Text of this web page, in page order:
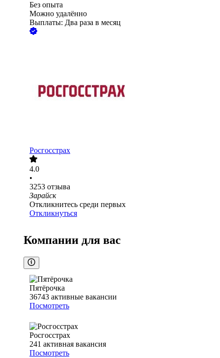
Без опыта
Можно удалённо
Выплаты: Два раза в месяц
Росгосстрах
4.0
•
3253 отзыва
Зарайск
Откликнитесь среди первых
Откликнуться
Компании для вас
Пятёрочка
36743 активные вакансии
Посмотреть
Росгосстрах
241 активная вакансия
Посмотреть